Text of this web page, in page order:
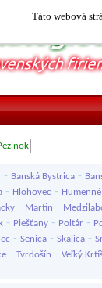
Táto webová
- Banská Bystrica -
- Hlohovec - Humenné
- Martin -
- Piešťany - Poltár -
- Senica - Skalica -
- Tvrdošín - Veľký